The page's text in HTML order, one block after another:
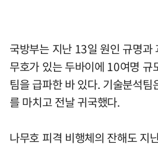
국방부는 지난 13일 원인 규명과
무호가 있는 두바이에 10여명 규
팀을 급파한 바 있다. 기술분석
를 마치고 전날 귀국했다.
나무호 피격 비행체의 잔해도 지